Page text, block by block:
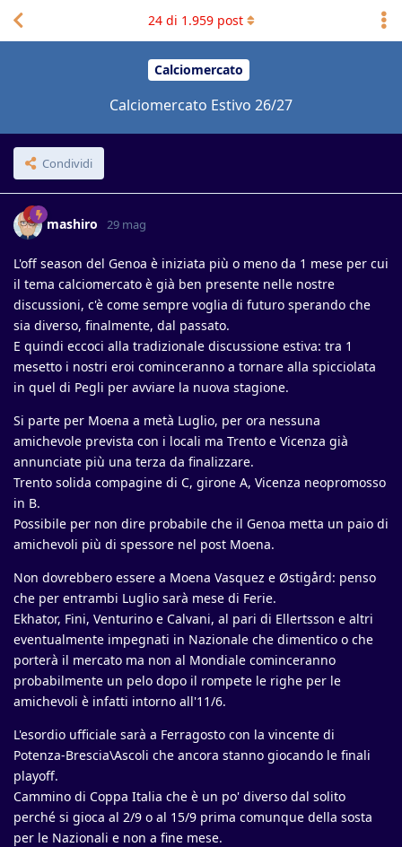
Calciomercato
Calciomercato Estivo 26/27
Condividi
24di 1.959post
mashiro 29 mag
L'off season del Genoa è iniziata più o meno da 1 mese per cui
il tema calciomercato è già ben presente nelle nostre
discussioni, c'è come sempre voglia di futuro sperando che
sia diverso, finalmente, dal passato.
E quindi eccoci alla tradizionale discussione estiva: tra 1
mesetto i nostri eroi cominceranno a tornare alla spicciolata
in quel di Pegli per avviare la nuova stagione.
Si parte per Moena a metà Luglio, per ora nessuna
amichevole prevista con i locali ma Trento e Vicenza già
annunciate più una terza da finalizzare.
Trento solida compagine di C, girone A, Vicenza neopromosso
in B.
Possibile per non dire probabile che il Genoa metta un paio di
amichevoli più di spessore nel post Moena.
Non dovrebbero essere a Moena Vasquez e Østigård: penso
che per entrambi Luglio sarà mese di Ferie.
Ekhator, Fini, Venturino e Calvani, al pari di Ellertsson e altri
eventualmente impegnati in Nazionale che dimentico o che
porterà il mercato ma non al Mondiale cominceranno
probabilmente un pelo dopo il rompete le righe per le
amichevoli è infatti intorno all'11/6.
L'esordio ufficiale sarà a Ferragosto con la vincente di
Potenza-Brescia\Ascoli che ancora stanno giocando le finali
playoff.
Cammino di Coppa Italia che è un po' diverso dal solito
perché si gioca al 2/9 o al 15/9 prima comunque della sosta
per le Nazionali e non a fine mese.